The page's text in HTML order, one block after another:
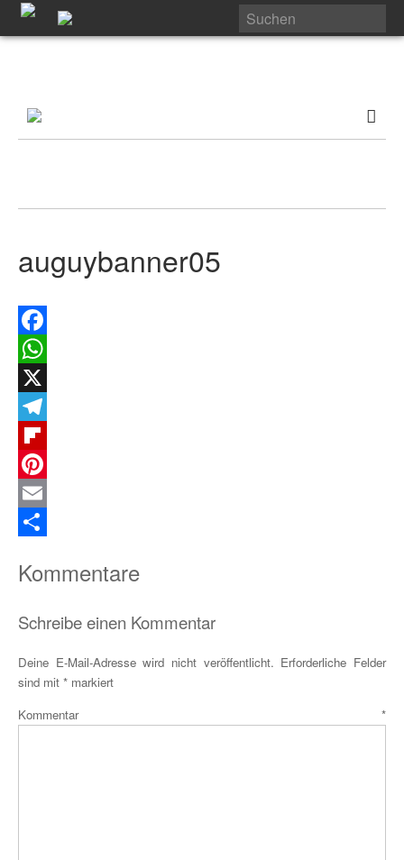
auguybanner05
Facebook
WhatsApp
X
Telegram
Flipboard
Pinterest
Email
Kommentare
Schreibe einen Kommentar
Deine E-Mail-Adresse wird nicht veröffentlicht. Erforderliche Felder
sind mit * markiert
Kommentar *